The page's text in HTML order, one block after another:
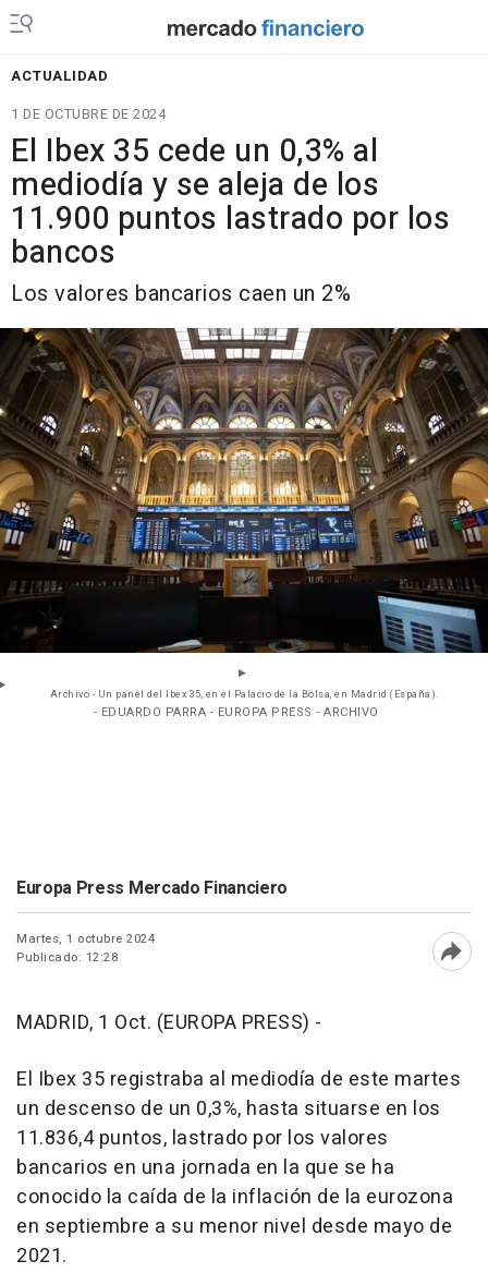
ACTUALIDAD
1 DE OCTUBRE DE 2024
El Ibex 35 cede un 0,3% al
mediodía y se aleja de los
11.900 puntos lastrado por los
bancos
Los valores bancarios caen un 2%
Archivo - Un panel del Ibex 35, en el Palacio de la Bolsa, en Madrid (España).
- EDUARDO PARRA - EUROPA PRESS - ARCHIVO
Europa Press Mercado Financiero
Martes, 1 octubre 2024
Publicado: 12:28
MADRID, 1 Oct. (EUROPA PRESS) -
El Ibex 35 registraba al mediodía de este martes
un descenso de un 0,3%, hasta situarse en los
11.836,4 puntos, lastrado por los valores
bancarios en una jornada en la que se ha
conocido la caída de la inflación de la eurozona
en septiembre a su menor nivel desde mayo de
2021.